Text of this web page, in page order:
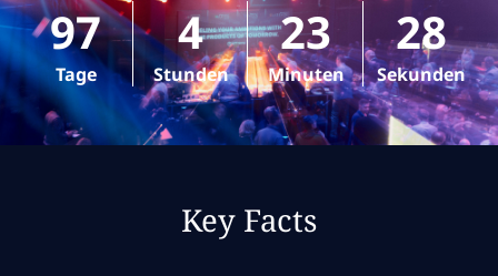
AI-getriebene Customer 360° View:
Data, Platform und Security als
Basis der Transformation
Die 360-Grad-Sicht: Den Überblick gewinnt,
wer das ganze Feld sieht
97
Tage
4
Stunden
23
Minuten
27
Sekunden
Key Facts